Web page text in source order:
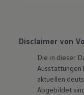
Disclaimer von
Die in dieser
Ausstattungen
aktuellen
Abgebildet